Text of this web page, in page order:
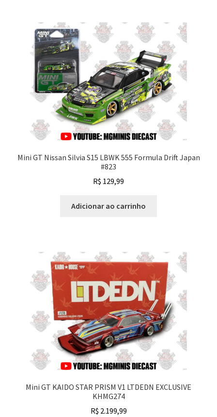
Mini GT Nissan Silvia S15 LBWK 555 Formula Drift Japan
#823
R$ 129,99
Adicionar ao carrinho
Mini GT KAIDO STAR PRISM V1 LTDEDN EXCLUSIVE
KHMG274
R$ 2.199,99